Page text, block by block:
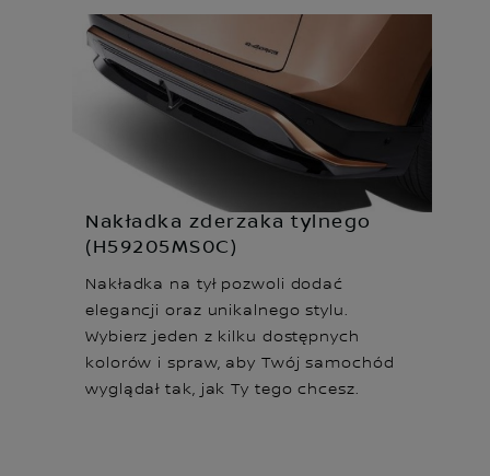
Nakładka zderzaka tylnego
(H59205MS0C)
Nakładka na tył pozwoli dodać
elegancji oraz unikalnego stylu.
Wybierz jeden z kilku dostępnych
kolorów i spraw, aby Twój samochód
wyglądał tak, jak Ty tego chcesz.